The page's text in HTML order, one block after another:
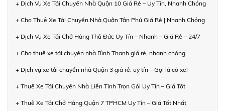
+ Dịch Vụ Xe Tải Chuyển Nhà Quận 10 Giá Rẻ – Uy Tín, Nhanh Chóng
+ Cho Thuê Xe Tải Chuyển Nhà Quận Tân Phú Giá Rẻ | Nhanh Chóng
+ Dịch Vụ Xe Tải Chở Hàng Thủ Đức Uy Tín – Nhanh – Giá Rẻ – 24/7
+ Cho thuê xe tải chuyển nhà Bình Thạnh giá rẻ, nhanh chóng
+ Dịch vụ xe tải chuyển nhà Quận 3 giá rẻ, uy tín – Gọi là có xe!
+ Thuê Xe Tải Chuyển Nhà Liên Tỉnh Trọn Gói Uy Tín – Giá Tốt
+ Thuê Xe Tải Chở Hàng Quận 7 TPHCM Uy Tín – Giá Tốt Nhất